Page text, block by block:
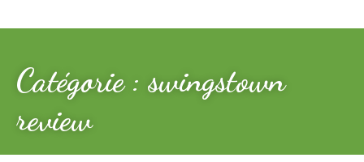
Catégorie : swingstown
review